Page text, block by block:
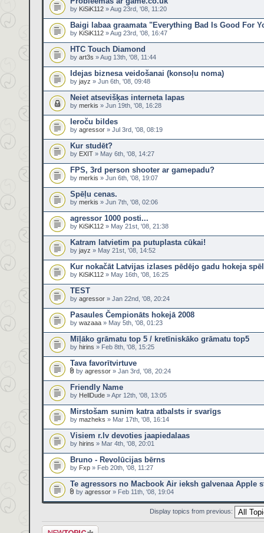
by KiSiK112 » Aug 23rd, '08, 11:20
Baigi labaa graamata "Everything Bad Is Good For
by KiSiK112 » Aug 23rd, '08, 16:47
HTC Touch Diamond
by art3s » Aug 13th, '08, 11:44
Idejas biznesa veidošanai (konsoļu noma)
by jayz » Jun 6th, '08, 09:48
Neiet atsevišķas interneta lapas
by merkis » Jun 19th, '08, 16:28
Ieroču bildes
by agressor » Jul 3rd, '08, 08:19
Kur studēt?
by EXIT » May 6th, '08, 14:27
FPS, 3rd person shooter ar gamepadu?
by merkis » Jun 6th, '08, 19:07
Spēļu cenas.
by merkis » Jun 7th, '08, 02:06
agressor 1000 posti...
by KiSiK112 » May 21st, '08, 21:38
Katram latvietim pa putuplasta cūkai!
by jayz » May 21st, '08, 14:52
Kur nokačāt Latvijas izlases pēdējo gadu hokeja
by KiSiK112 » May 16th, '08, 16:25
TEST
by agressor » Jan 22nd, '08, 20:24
Pasaules Čempionāts hokejā 2008
by wazaaa » May 5th, '08, 01:23
Mīļāko grāmatu top 5 / kretīniskāko grāmatu top5
by hirins » Feb 8th, '08, 15:25
Tava favorītvirtuve
by agressor » Jan 3rd, '08, 20:24
Friendly Name
by HellDude » Apr 12th, '08, 13:05
Mirstošam sunim katra atbalsts ir svarīgs
by mazheks » Mar 17th, '08, 16:14
Visiem r.lv devoties jaapiedalaas
by hirins » Mar 4th, '08, 20:01
Bruno - Revolūcijas bērns
by Fxp » Feb 20th, '08, 11:27
Te agressors no Macbook Air ieksh galvenaa Apple
by agressor » Feb 11th, '08, 19:04
Display topics from previous:
Post a new topic